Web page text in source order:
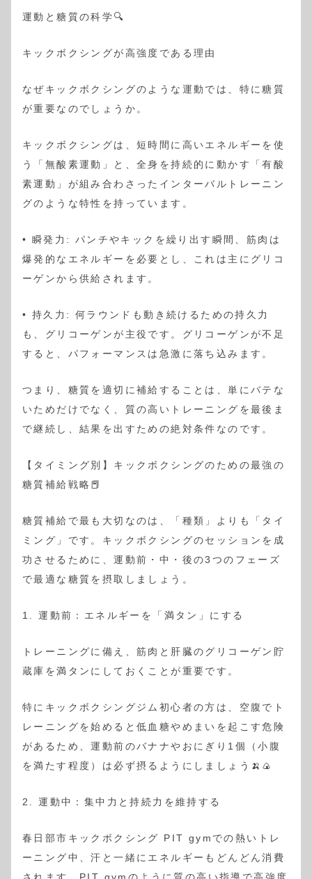
運動と糖質の科学🔍
キックボクシングが高強度である理由
なぜキックボクシングのような運動では、特に糖質
が重要なのでしょうか。
キックボクシングは、短時間に高いエネルギーを使
う「無酸素運動」と、全身を持続的に動かす「有酸
素運動」が組み合わさったインターバルトレーニン
グのような特性を持っています。
• 瞬発力: パンチやキックを繰り出す瞬間、筋肉は
爆発的なエネルギーを必要とし、これは主にグリコ
ーゲンから供給されます。
• 持久力: 何ラウンドも動き続けるための持久力
も、グリコーゲンが主役です。グリコーゲンが不足
すると、パフォーマンスは急激に落ち込みます。
つまり、糖質を適切に補給することは、単にバテな
いためだけでなく、質の高いトレーニングを最後ま
で継続し、結果を出すための絶対条件なのです。
【タイミング別】キックボクシングのための最強の
糖質補給戦略📕
糖質補給で最も大切なのは、「種類」よりも「タイ
ミング」です。キックボクシングのセッションを成
功させるために、運動前・中・後の3つのフェーズ
で最適な糖質を摂取しましょう。
1. 運動前：エネルギーを「満タン」にする
トレーニングに備え、筋肉と肝臓のグリコーゲン貯
蔵庫を満タンにしておくことが重要です。
特にキックボクシングジム初心者の方は、空腹でト
レーニングを始めると低血糖やめまいを起こす危険
があるため、運動前のバナナやおにぎり1個（小腹
を満たす程度）は必ず摂るようにしましょう🍌🍙
2. 運動中：集中力と持続力を維持する
春日部市キックボクシング PIT gymでの熱いトレ
ーニング中、汗と一緒にエネルギーもどんどん消費
されます。PIT gymのように質の高い指導で高強度